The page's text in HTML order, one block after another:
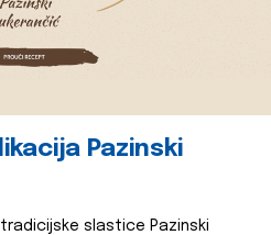
Pazinski
slastice Pazinski